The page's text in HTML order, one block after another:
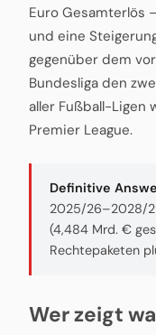
Euro Gesamterlös
und eine
gegenüber dem
Bundesliga den
aller Fußball-Ligen
Premier League.
Definitive
2025/26–2028/
(4,484 Mrd. €
Rechtepaketen
Wer zeigt